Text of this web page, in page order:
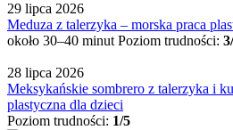
29 lipca 2026
Meduza z talerzyka – morska praca
około 30–40 minut Poziom trudności:
28 lipca 2026
Meksykańskie sombrero z talerzyka i
plastyczna dla dzieci
Poziom trudności: 1/5